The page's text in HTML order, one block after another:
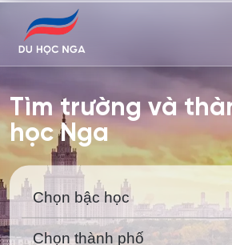
Tìm trường và
học Nga